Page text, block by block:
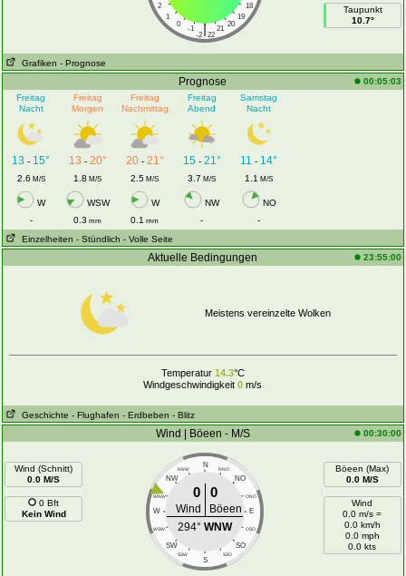
2
18
1
19
0
20
-1 21
|
-2 22
Taupunkt
10.7°
Grafiken - Prognose
Prognose
00:05:03
Freitag
Nacht
Freitag
Morgen
Freitag
Nachmittag
Freitag
Abend
Samstag
Nacht
13 - 15° 13 - 20° 20- 21° 15- 21° 11 - 14°
2.6 M/S 1.8 M/S 2.5 M/S 3.7 M/S 1.1 M/S
W WSW W NW
NO
-
0.3 mm 0.1 mm -
-
Einzelheiten - Stündlich - Volle Seite
Aktuelle Bedingungen 23:55:00
Meistens vereinzelte Wolken
Temperatur 14.3°C
Windgeschwindigkeit 0 m/s
Geschichte - Flughafen - Erdbeben - Blitz
Wind | Böeen - M/S 00:30:00
Wind (Schnitt)
0.0 M/S
0 Bft
Kein Wind
N
NNW NNO
NW NO
WNW ONO
W E
WSW OSO
SW SO
SSW SSO
S
0 0
Wind
Böeen
294° WNW
Böeen (Max)
0.0 M/S
Wind
0.0 m/s =
0.0 km/h
0.0 mph
0.0 kts